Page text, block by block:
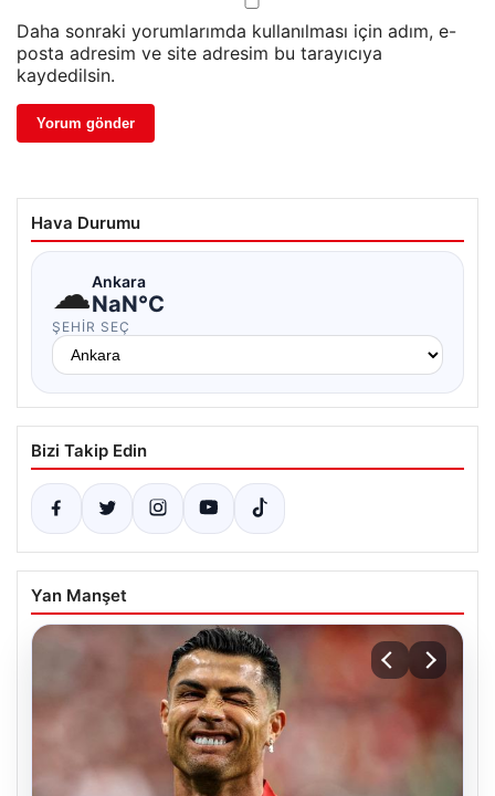
Daha sonraki yorumlarımda kullanılması için adım, e-
posta adresim ve site adresim bu tarayıcıya
kaydedilsin.
Hava Durumu
☁Ankara
NaN°C
ŞEHIR SEÇ
Bizi Takip Edin
Yan Manşet